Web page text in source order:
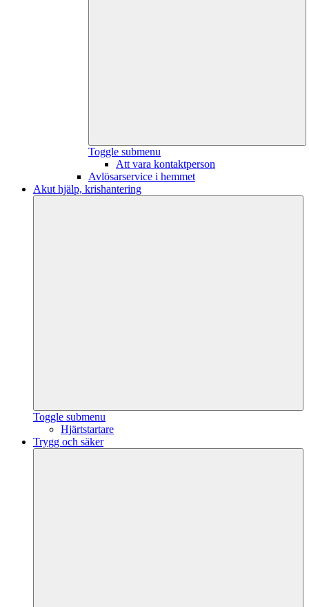
Toggle submenu
Att vara kontaktperson
Avlösarservice i hemmet
Akut hjälp, krishantering
Toggle submenu
Hjärtstartare
Trygg och säker